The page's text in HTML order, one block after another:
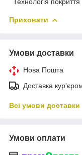
Приховати
Умови доставки
Нова Пошта
Доставка
Всі умови доставки
Умови оплати